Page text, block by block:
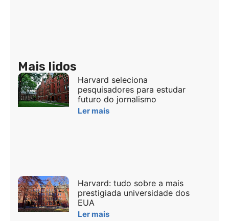
Mais lidos
Harvard seleciona
pesquisadores para estudar
futuro do jornalismo
Ler mais
Harvard: tudo sobre a mais
prestigiada universidade dos
EUA
Ler mais